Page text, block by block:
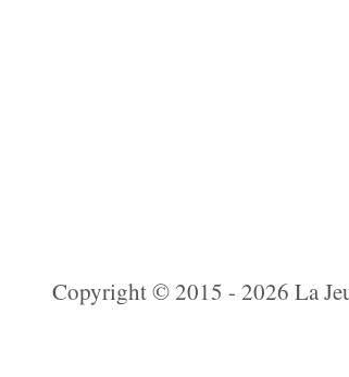
Copyright © 2015 - 2026 La